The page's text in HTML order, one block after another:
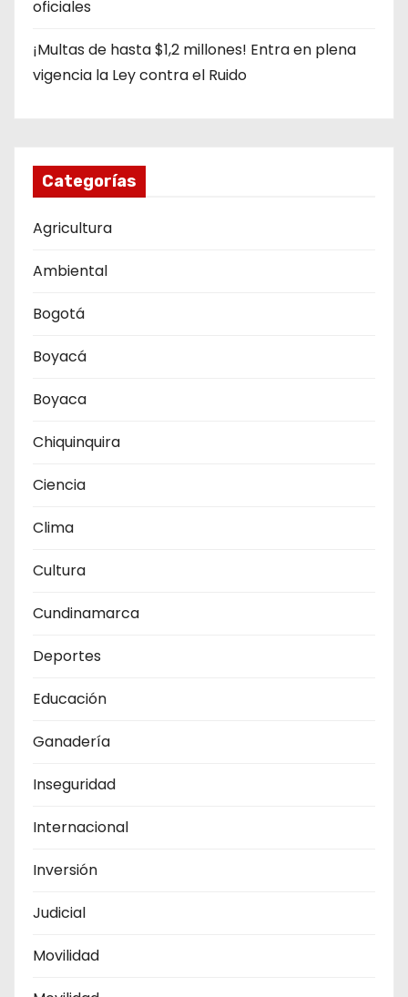
oficiales
¡Multas de hasta $1,2 millones! Entra en plena
vigencia la Ley contra el Ruido
Categorías
Agricultura
Ambiental
Bogotá
Boyacá
Boyaca
Chiquinquira
Ciencia
Clima
Cultura
Cundinamarca
Deportes
Educación
Ganadería
Inseguridad
Internacional
Inversión
Judicial
Movilidad